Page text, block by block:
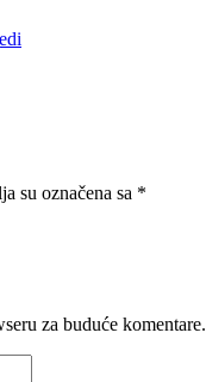
su označena sa *
za buduće komentare.